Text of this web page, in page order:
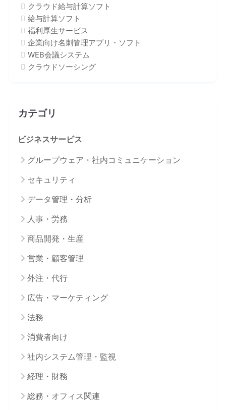
クラウド給与計算ソフト
給与計算ソフト
福利厚生サービス
企業向け名刺管理アプリ・ソフト
WEB会議システム
クラウドソーシング
カテゴリ
ビジネスサービス
グループウェア・社内コミュニケーション
セキュリティ
データ管理・分析
人事・労務
商品開発・生産
営業・顧客管理
外注・代行
広告・マーケティング
法務
消費者向け
社内システム管理・監視
経理・財務
総務・オフィス関連